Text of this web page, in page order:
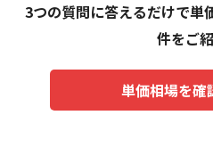
3つの質問に答えるだけで単
件をご
単価相場を確